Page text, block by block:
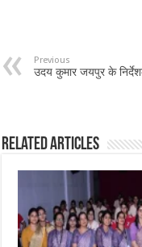
Previous
उदय कुमार जयपुर के
Related Articles